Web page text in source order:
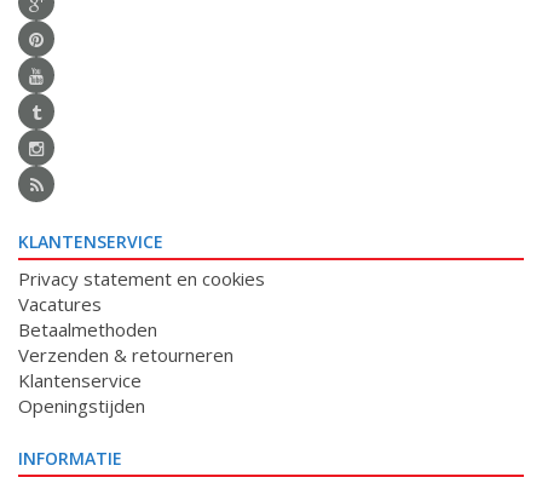
KLANTENSERVICE
Privacy statement en cookies
Vacatures
Betaalmethoden
Verzenden & retourneren
Klantenservice
Openingstijden
INFORMATIE